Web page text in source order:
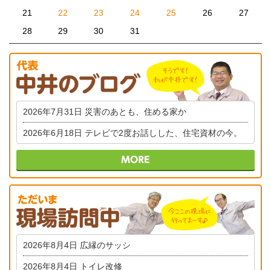
21
22 23 24 25 26
27
28
29 30 31
2026年7月31日 災害のあとも、住める家か
2026年6月18日 テレビで2度お話しした、住宅資材の今。
2026年8月4日 広縁のサッシ
2026年8月4日 トイレ改修